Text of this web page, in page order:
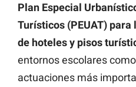
Plan Especial
Turísticos (PEUAT)
de hoteles y pisos
entornos escolares
actuaciones más